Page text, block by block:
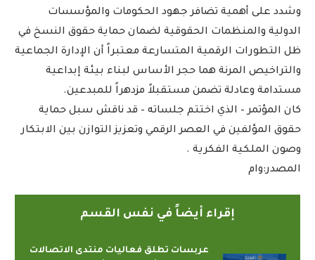
وشدد على أهمية تضافر جهود الحكومات والمؤسسات
الدولية والمنظمات الحقوقية لضمان حماية حقوق النسخ في
ظل التطورات الرقمية المتسارعة معتبراً أن الإدارة الجماعية
والتراخيص المرنة هما حجر الأساس لبناء بيئة إبداعية
مستدامة وعادلة تضمن مستقبلاً مزدهراً للمبدعين.
كان المؤتمر – الذي اختتم جلساته – قد ناقش سبل حماية
حقوق المؤلفين في العصر الرقمي وتعزيز التوازن بين الابتكار
وصون الملكية الفكرية .
المصدر:وام
إقراء أيضاً في نفس القسم
عربسات تطلق فعاليات منتدى الاتصالات